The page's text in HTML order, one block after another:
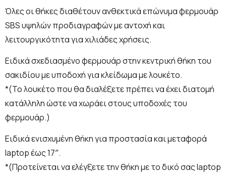
Όλες οι θήκες διαθέτουν ανθεκτικά επώνυμα φερμουάρ
SBS υψηλών προδιαγραφών με αντοχή και
λειτουργικότητα για χιλιάδες χρήσεις.
Ειδικά σχεδιασμένο φερμουάρ στην κεντρική θήκη του
σακιδίου με υποδοχή για κλείδωμα με λουκέτο.
*(Το λουκέτο που θα διαλέξετε πρέπει να έχει διατομή
κατάλληλη ώστε να χωράει στους υποδοχές του
φερμουάρ.)
Ειδικά ενισχυμένη θήκη για προστασία και μεταφορά
laptop έως 17″.
*(Προτείνεται να ελέγξετε την θήκη με το δικό σας laptop